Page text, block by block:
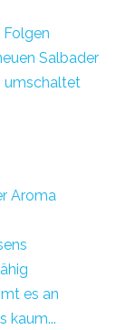
Folgen
Salbader
umschaltet
Aroma
es an
kaum...